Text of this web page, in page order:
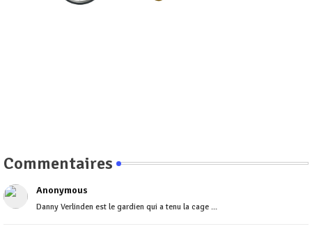
Commentaires
Anonymous
Danny Verlinden est le gardien qui a tenu la cage ...